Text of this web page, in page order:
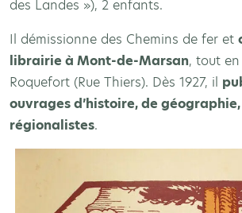
des Landes »), 2 enfants.
Il démissionne des Chemins de fer et
librairie à Mont-de-Marsan, tout
Roquefort (Rue Thiers). Dès 1927, il
ouvrages d’histoire, de
régionalistes.